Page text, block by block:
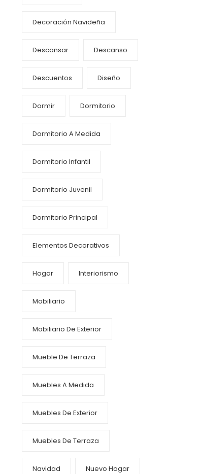
Decoración Navideña
Descansar Descanso
Descuentos Diseño
Dormir Dormitorio
Dormitorio A Medida
Dormitorio Infantil
Dormitorio Juvenil
Dormitorio Principal
Elementos Decorativos
Hogar Interiorismo
Mobiliario
Mobiliario De Exterior
Mueble De Terraza
Muebles A Medida
Muebles De Exterior
Muebles De Terraza
Navidad Nuevo Hogar